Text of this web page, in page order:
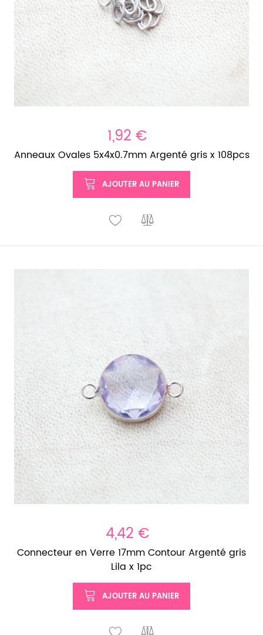
1,92 €
Anneaux Ovales 5x4x0.7mm Argenté gris x 108pcs
AJOUTER AU PANIER
4,42 €
Connecteur en Verre 17mm Contour Argenté gris
Lila x 1pc
AJOUTER AU PANIER